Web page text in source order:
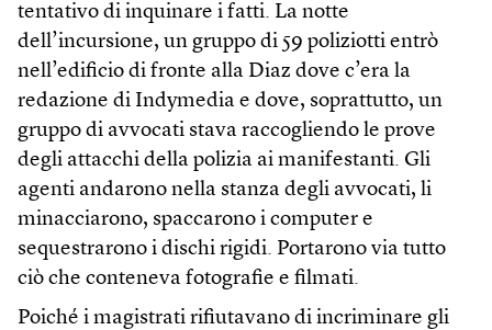
tentativo di inquinare i fatti. La notte
dell’incursione, un gruppo di 59 poliziotti entrò
nell’edificio di fronte alla Diaz dove c’era la
redazione di Indymedia e dove, soprattutto, un
gruppo di avvocati stava raccogliendo le prove
degli attacchi della polizia ai manifestanti. Gli
agenti andarono nella stanza degli avvocati, li
minacciarono, spaccarono i computer e
sequestrarono i dischi rigidi. Portarono via tutto
ciò che conteneva fotografie e filmati.
Poiché i magistrati rifiutavano di incriminare gli